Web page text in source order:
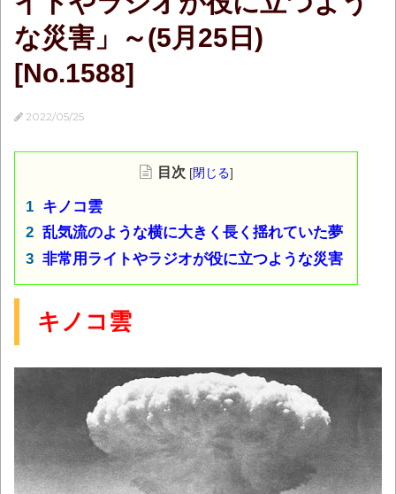
な災害」～(5月25日)
[No.1588]
2022/05/25
目次 [閉じる]
キノコ雲
乱気流のような横に大きく長く揺れていた夢
非常用ライトやラジオが役に立つような災害
キノコ雲